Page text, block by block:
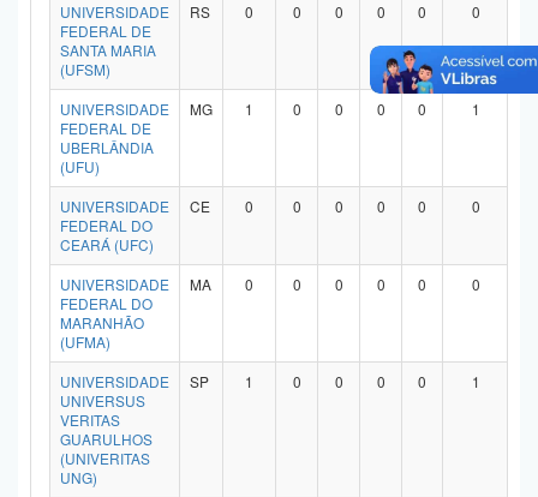
UNIVERSIDADE
FEDERAL DE
SANTA MARIA
(UFSM)
RS 0 0 0 0 0 0
UNIVERSIDADE
FEDERAL DE
UBERLÂNDIA
(UFU)
MG 1 0 0 0 0 1
UNIVERSIDADE
FEDERAL DO
CEARÁ (UFC)
CE 0 0 0 0 0 0
UNIVERSIDADE
FEDERAL DO
MARANHÃO
(UFMA)
MA 0 0 0 0 0 0
UNIVERSIDADE
UNIVERSUS
VERITAS
GUARULHOS
(UNIVERITAS
UNG)
SP 1 0 0 0 0 1